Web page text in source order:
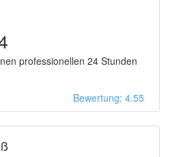
professionellen 24 Stunden
Bewertung: 4.55